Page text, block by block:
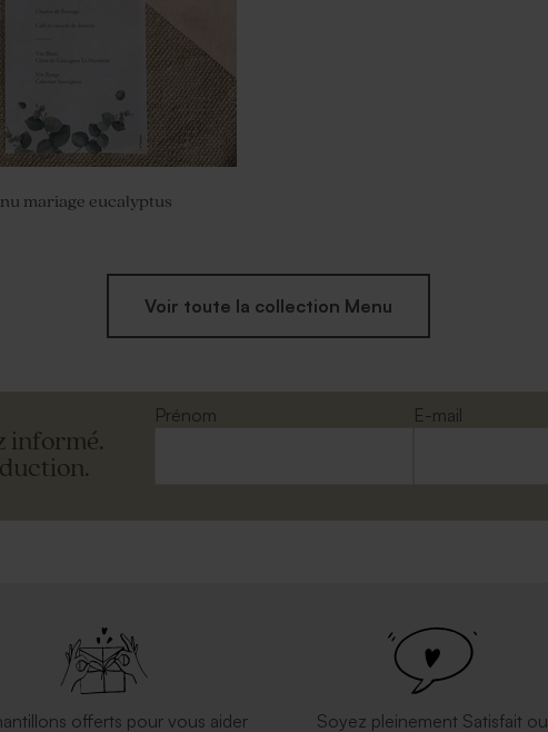
mariage eucalyptus
Voir toute la collection Menu
informé.
Prénom
E-mail
offerts pour vous aider Soyez pleinement Satisfait ou